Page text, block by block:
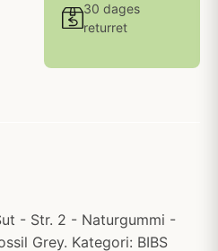
30 dages
returret
- Str. 2 - Naturgummi -
Grey. Kategori: BIBS